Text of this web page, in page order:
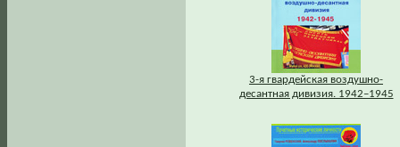
3-я гвардейская воздушно-
десантная дивизия. 1942–1945